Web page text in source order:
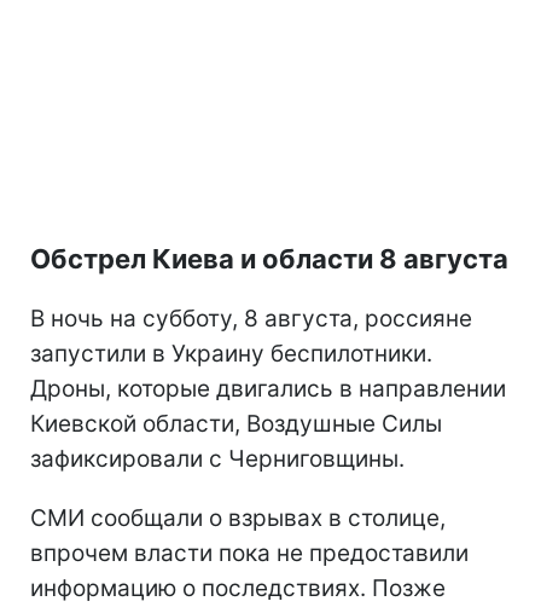
Обстрел Киева и области 8 августа
В ночь на субботу, 8 августа, россияне
запустили в Украину беспилотники.
Дроны, которые двигались в направлении
Киевской области, Воздушные Силы
зафиксировали с Черниговщины.
СМИ сообщали о взрывах в столице,
впрочем власти пока не предоставили
информацию о последствиях. Позже